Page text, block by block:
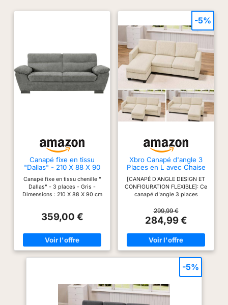
Canapé fixe en tissu
"Dallas" - 210 X 88 X 90
Canapé fixe en tissu chenille "
Dallas" - 3 places - Gris -
Dimensions : 210 X 88 X 90 cm
359,00 €
Xbro Canapé d'angle 3
Places en L avec Chaise
Longue Fixe, Canapé 3
Places Rembourrage en
éponge Haute Résilience,
Tissu en Velours Côtelé
[CANAPÉ D'ANGLE DESIGN ET
CONFIGURATION FLEXIBLE]: Ce
canapé d'angle 3 places
épurées à une fonctionnalité
innovante. Sa méridienne est
une pièce indépendante,
permettant de configurer
librement votre espace : il vous
suffit d'ajuster les coussins
gauche qu'à droite du canapé.
[CONFORT OPTIMAL HAUTE
RÉSILIENCE]: L'assise et le
dossier bénéficient d'un
rembourrage en éponge haute
299,99 €
284,99 €
-5%
-5%